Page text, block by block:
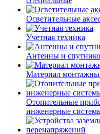
Осветительные
Учетная техника
Антенны и
Материал
Отопительные
инженерные